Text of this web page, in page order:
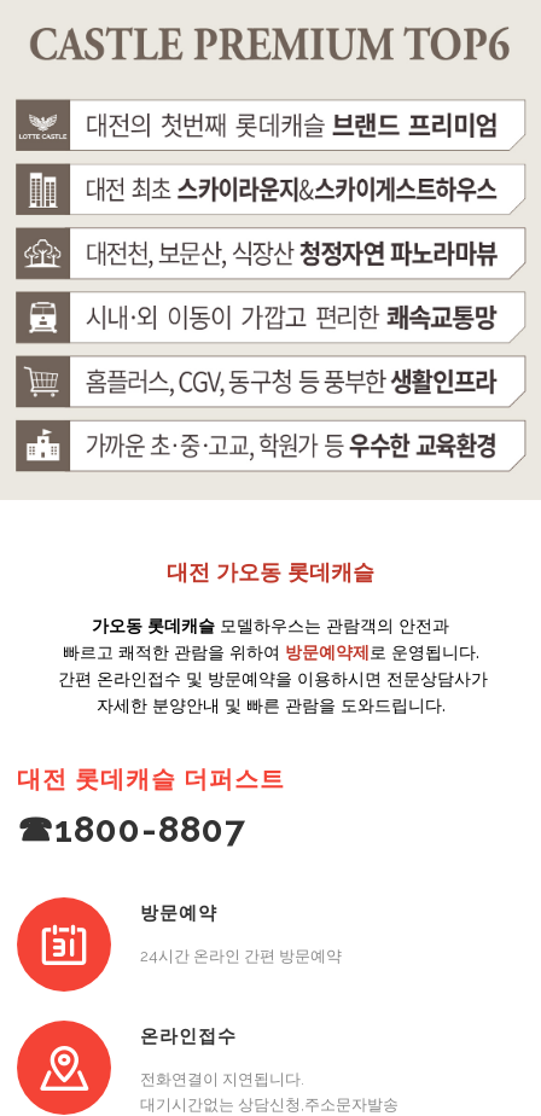
대전 가오동 롯데캐슬
가오동 롯데캐슬 모델하우스는 관람객의 안전과
빠르고 쾌적한 관람을 위하여 방문예약제로 운영됩니다.
간편 온라인접수 및 방문예약을 이용하시면 전문상담사가
자세한 분양안내 및 빠른 관람을 도와드립니다.
대전 롯데캐슬 더퍼스트
☎1800-8807
방문예약
24시간 온라인 간편 방문예약
온라인접수
전화연결이 지연됩니다.
대기시간없는 상담신청,주소문자발송